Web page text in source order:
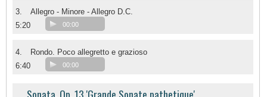
3.
Allegro - Minore - Allegro D.C.
5:20
00:00
4.
Rondo. Poco allegretto e grazioso
6:40
00:00